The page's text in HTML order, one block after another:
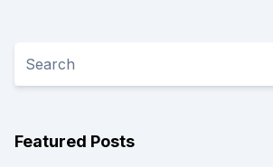
Featured Posts